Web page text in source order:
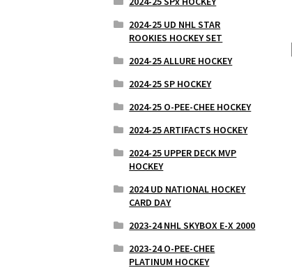
2024-25 UD NHL STAR
ROOKIES HOCKEY SET
2024-25 ALLURE HOCKEY
2024-25 SP HOCKEY
2024-25 O-PEE-CHEE HOCKEY
2024-25 ARTIFACTS HOCKEY
2024-25 UPPER DECK MVP
HOCKEY
2024 UD NATIONAL HOCKEY
CARD DAY
2023-24 NHL SKYBOX E-X 2000
2023-24 O-PEE-CHEE
PLATINUM HOCKEY